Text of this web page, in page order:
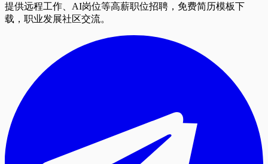
提供远程工作、AI岗位等高薪职位招聘，免费简历模板下
载，职业发展社区交流。